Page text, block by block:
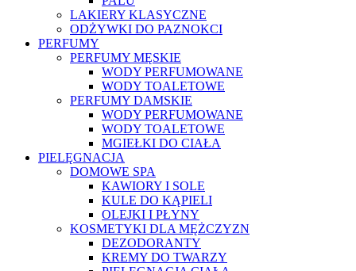
LAKIERY KLASYCZNE
ODŻYWKI DO PAZNOKCI
PERFUMY
PERFUMY MĘSKIE
WODY PERFUMOWANE
WODY TOALETOWE
PERFUMY DAMSKIE
WODY PERFUMOWANE
WODY TOALETOWE
MGIEŁKI DO CIAŁA
PIELĘGNACJA
DOMOWE SPA
KAWIORY I SOLE
KULE DO KĄPIELI
OLEJKI I PŁYNY
KOSMETYKI DLA MĘŻCZYZN
DEZODORANTY
KREMY DO TWARZY